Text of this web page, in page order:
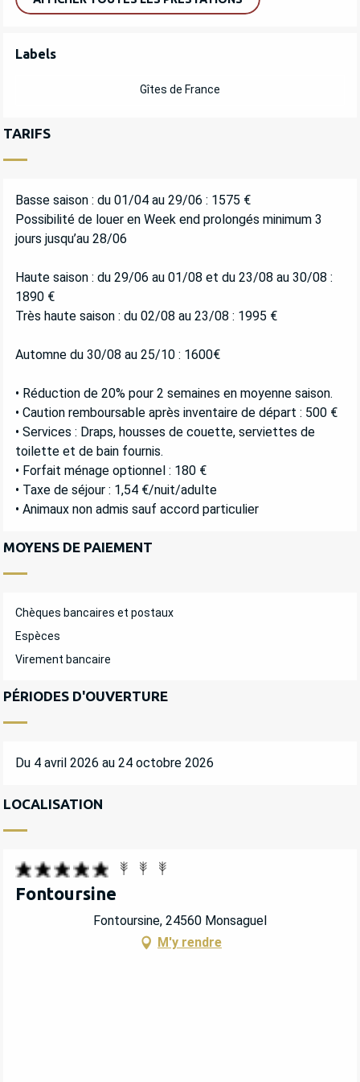
OFFRES DE PRESTATIONS
Labels
Labels
Gîtes de France
TARIFS
Basse saison : du 01/04 au 29/06 : 1575 €
Possibilité de louer en Week end prolongés minimum 3
jours jusqu’au 28/06
Haute saison : du 29/06 au 01/08 et du 23/08 au 30/08 :
1890 €
Très haute saison : du 02/08 au 23/08 : 1995 €
Automne du 30/08 au 25/10 : 1600€
• Réduction de 20% pour 2 semaines en moyenne saison.
• Caution remboursable après inventaire de départ : 500 €
• Services : Draps, housses de couette, serviettes de
toilette et de bain fournis.
• Forfait ménage optionnel : 180 €
• Taxe de séjour : 1,54 €/nuit/adulte
• Animaux non admis sauf accord particulier
MOYENS DE PAIEMENT
Chèques bancaires et postaux
Espèces
Virement bancaire
PÉRIODES D'OUVERTURE
Du 4 avril 2026 au 24 octobre 2026
LOCALISATION
Fontoursine
Fontoursine, 24560 Monsaguel
M'y rendre